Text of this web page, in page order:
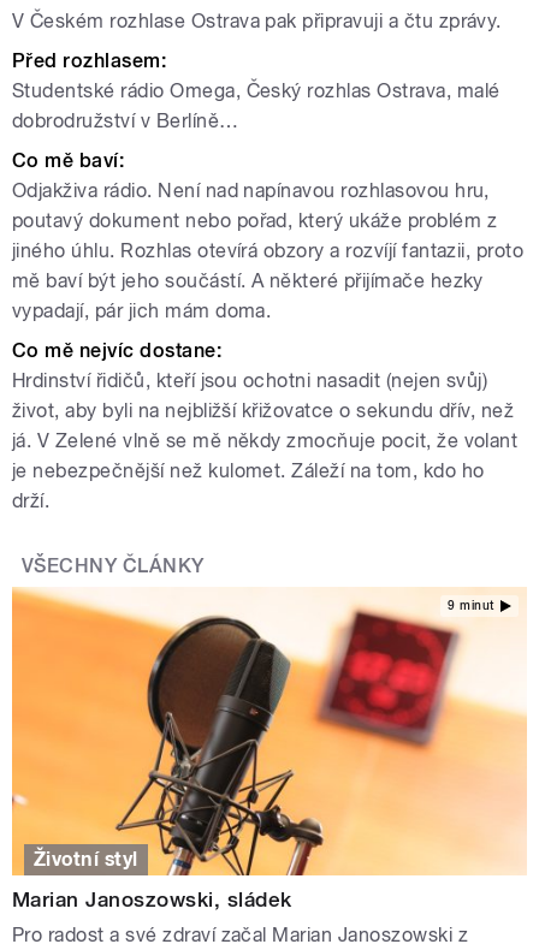
V Českém rozhlase Ostrava pak připravuji a čtu zprávy.
Před rozhlasem:
Studentské rádio Omega, Český rozhlas Ostrava, malé
dobrodružství v Berlíně…
Co mě baví:
Odjakživa rádio. Není nad napínavou rozhlasovou hru,
poutavý dokument nebo pořad, který ukáže problém z
jiného úhlu. Rozhlas otevírá obzory a rozvíjí fantazii, proto
mě baví být jeho součástí. A některé přijímače hezky
vypadají, pár jich mám doma.
Co mě nejvíc dostane:
Hrdinství řidičů, kteří jsou ochotni nasadit (nejen svůj)
život, aby byli na nejbližší křižovatce o sekundu dřív, než
já. V Zelené vlně se mě někdy zmocňuje pocit, že volant
je nebezpečnější než kulomet. Záleží na tom, kdo ho
drží.
VŠECHNY ČLÁNKY
9 minut
Životní styl
Marian Janoszowski, sládek
Pro radost a své zdraví začal Marian Janoszowski z